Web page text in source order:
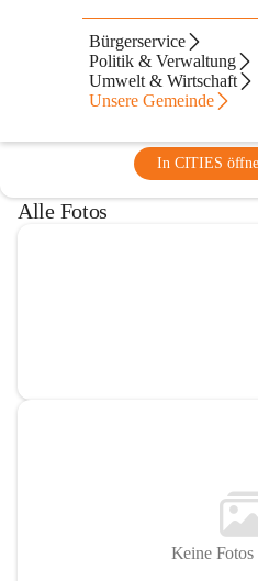
Bürgerservice
Politik & Verwaltung
Umwelt & Wirtschaft
Unsere Gemeinde
Freiwillige
der Mur
@freiwillige-
Verein, Feuerwehr
In CITIES
Alle Fotos
Keine Fotos